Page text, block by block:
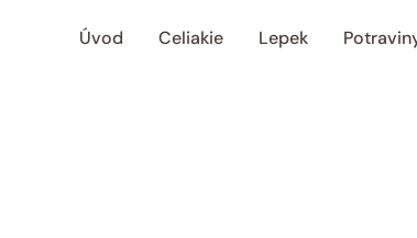
Úvod Celiakie Lepek